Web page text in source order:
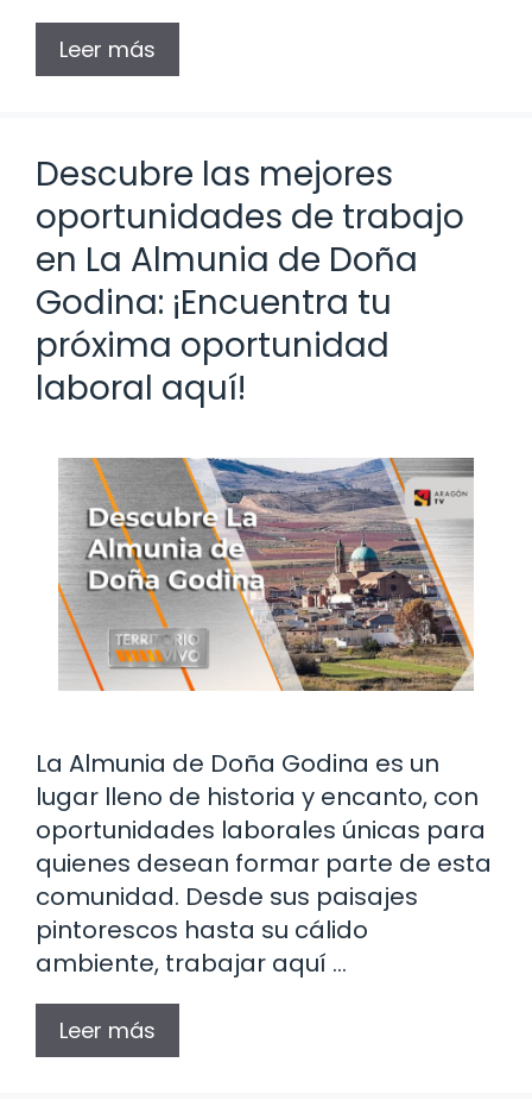
Leer más
Descubre las mejores
oportunidades de trabajo
en La Almunia de Doña
Godina: ¡Encuentra tu
próxima oportunidad
laboral aquí!
La Almunia de Doña Godina es un
lugar lleno de historia y encanto, con
oportunidades laborales únicas para
quienes desean formar parte de esta
comunidad. Desde sus paisajes
pintorescos hasta su cálido
ambiente, trabajar aquí …
Leer más